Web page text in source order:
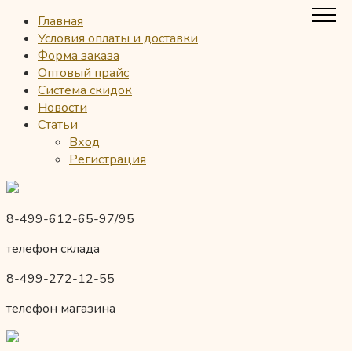
Главная
Условия оплаты и доставки
Форма заказа
Оптовый прайс
Система скидок
Новости
Статьи
Вход
Регистрация
8-499-612-65-97/95
телефон склада
8-499-272-12-55
телефон магазина